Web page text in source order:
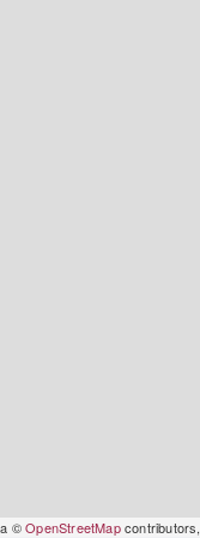
©OpenStreetMapcontributors,